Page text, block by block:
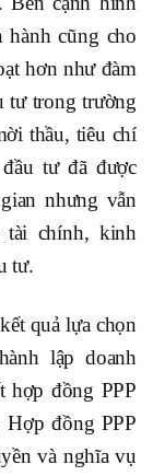
hành cũng cho
hơn như đàm
tư trong trường
thầu, tiêu chí
tư đã được
nhưng vẫn
tài chính, kinh
tư.
quả lựa chọn
lập doanh
hợp đồng PPP
Hợp đồng PPP
và nghĩa vụ